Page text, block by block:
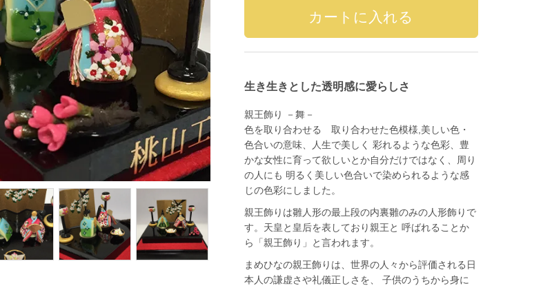
生き生きとした透明感に愛らしさ
親王飾り －舞－
色を取り合わせる 取り合わせた色模様,美しい色・
色合いの意味、人生で美しく 彩れるような色彩、豊
かな女性に育って欲しいとか自分だけではなく、周り
の人にも 明るく美しい色合いで染められるような感
じの色彩にしました。
親王飾りは雛人形の最上段の内裏雛のみの人形飾りで
す。天皇と皇后を表しており親王と 呼ばれることか
ら「親王飾り」と言われます。
まめひなの親王飾りは、世界の人々から評価される日
本人の謙虚さや礼儀正しさを、 子供のうちから身に